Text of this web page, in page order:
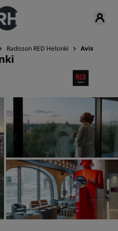
Radisson RED Helsinki Avis